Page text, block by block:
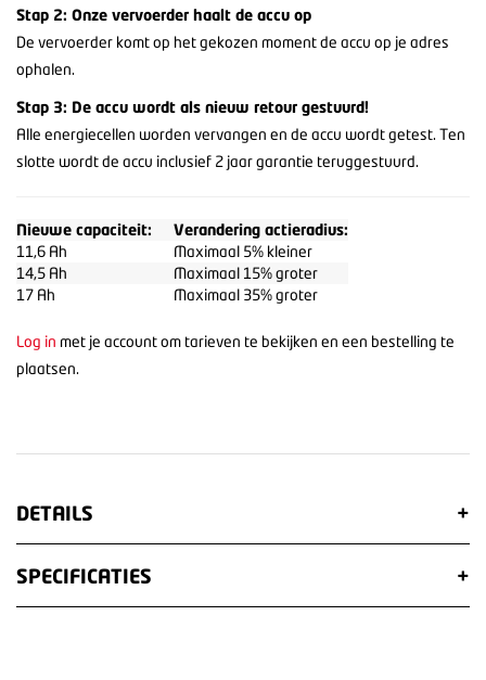
Stap 2: Onze vervoerder haalt de accu op
De vervoerder komt op het gekozen moment de accu op je adres
ophalen.
Stap 3: De accu wordt als nieuw retour gestuurd!
Alle energiecellen worden vervangen en de accu wordt getest. Ten
slotte wordt de accu inclusief 2 jaar garantie teruggestuurd.
Nieuwe capaciteit: Verandering actieradius:
11,6 Ah
Maximaal 5% kleiner
14,5 Ah
Maximaal 15% groter
17 Ah
Maximaal 35% groter
Log in met je account om tarieven te bekijken en een bestelling te
plaatsen.
DETAILS +
SPECIFICATIES +